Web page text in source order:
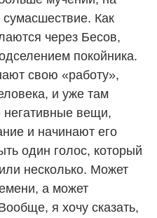
Как
через Бесов,
покойника.
свою «работу»,
и уже там
негативные вещи,
и начинают его
один голос, который
несколько. Может
а может
я хочу сказать,